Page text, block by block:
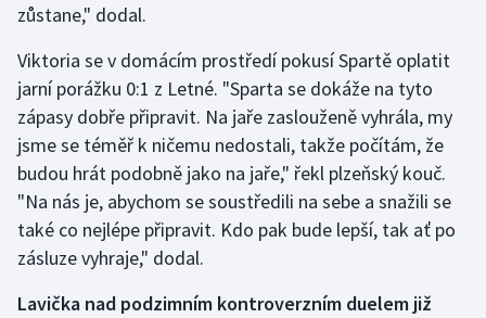
Sportovní střelba
Stolní tenis
Triatlon
Veslování
Vodní slalom
zůstane," dodal.
Viktoria se v domácím prostředí pokusí Spartě oplatit
jarní porážku 0:1 z Letné. "Sparta se dokáže na tyto
zápasy dobře připravit. Na jaře zaslouženě vyhrála, my
jsme se téměř k ničemu nedostali, takže počítám, že
budou hrát podobně jako na jaře," řekl plzeňský kouč.
"Na nás je, abychom se soustředili na sebe a snažili se
také co nejlépe připravit. Kdo pak bude lepší, tak ať po
zásluze vyhraje," dodal.
Lavička nad podzimním kontroverzním duelem již